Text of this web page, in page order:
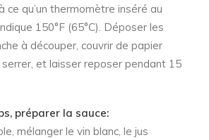
ce qu’un thermomètre inséré au
150°F (65°C). Déposer les
à découper, couvrir de papier
serrer, et laisser reposer pendant 15
préparer la sauce:
mélanger le vin blanc, le jus